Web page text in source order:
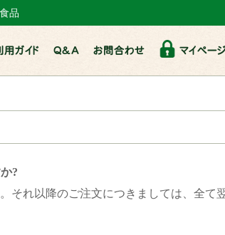
品
用ガイド Q&A お問合わせ マイページ
?
それ以降のご注文につきましては、全て